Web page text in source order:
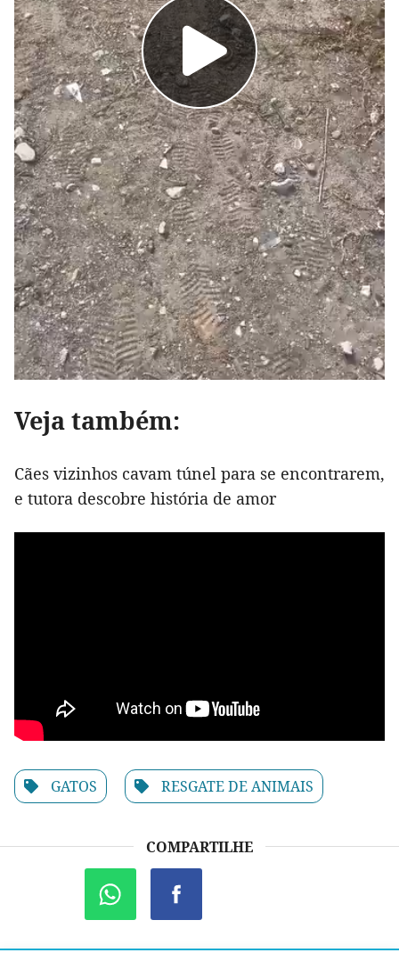
Veja também:
Cães vizinhos cavam túnel para se encontrarem,
e tutora descobre história de amor
GATOS RESGATE DE ANIMAIS
COMPARTILHE